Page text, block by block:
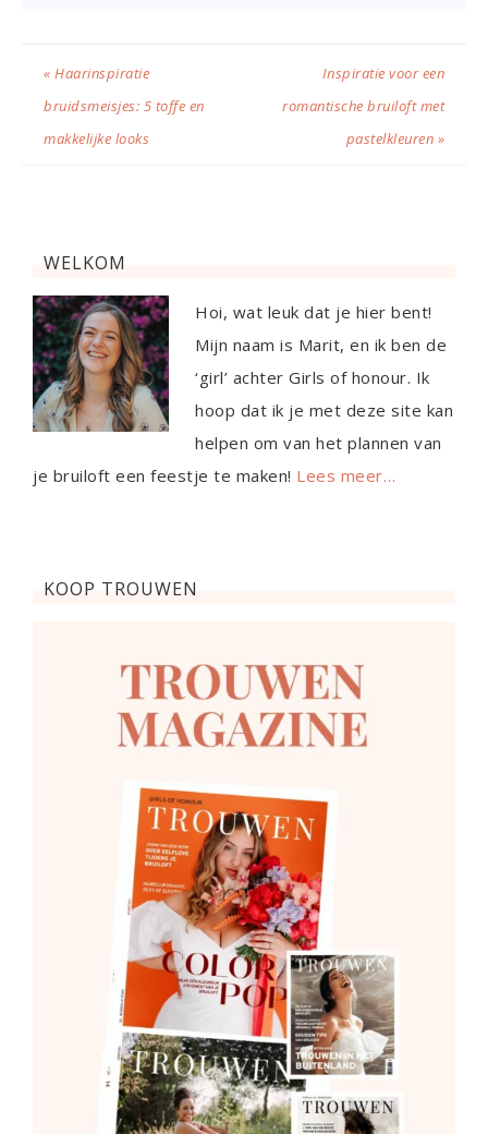
« Haarinspiratie
bruidsmeisjes: 5 toffe en
makkelijke looks
Inspiratie voor een
romantische bruiloft met
pastelkleuren »
WELKOM
Hoi, wat leuk dat je hier bent!
Mijn naam is Marit, en ik ben de
‘girl’ achter Girls of honour. Ik
hoop dat ik je met deze site kan
helpen om van het plannen van
je bruiloft een feestje te maken! Lees meer…
KOOP TROUWEN